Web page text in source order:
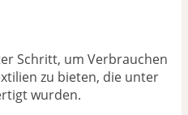
Schritt, um Verbrauchen
zu bieten, die unter
wurden.